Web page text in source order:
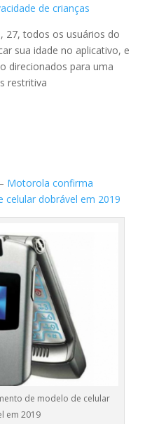
de crianças
27, todos os usuários do
sua idade no aplicativo, e
direcionados para uma
restritiva
Motorola confirma
dobrável em 2019
de modelo de celular
em 2019